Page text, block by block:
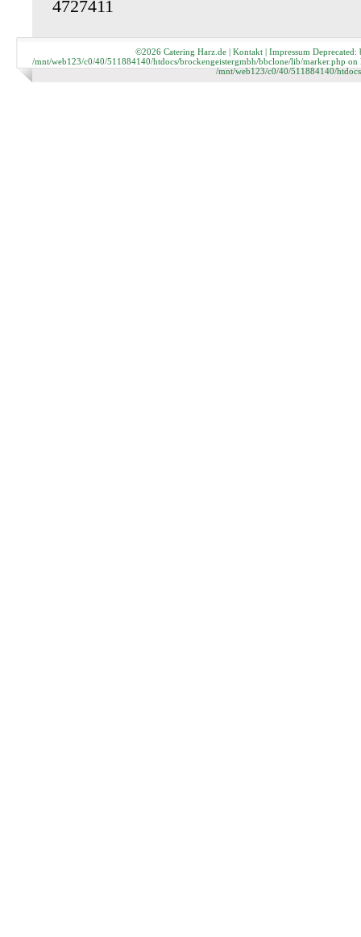
4727411
©2026 Catering Harz.de| Kontakt| Impressum Deprecated:
/mnt/web123/c0/40/511884140/htdocs/brockengeistergmbh/bbclone/lib/marker.php
/mnt/web123/c0/40/511884140/